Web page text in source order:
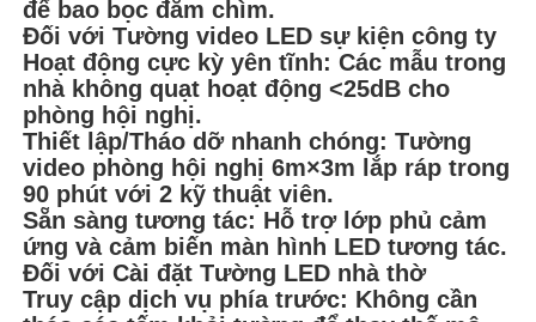
để bao bọc đắm chìm.
Đối với Tường video LED sự kiện công ty
Hoạt động cực kỳ yên tĩnh: Các mẫu trong
nhà không quạt hoạt động <25dB cho
phòng hội nghị.
Thiết lập/Tháo dỡ nhanh chóng: Tường
video phòng hội nghị 6m×3m lắp ráp trong
90 phút với 2 kỹ thuật viên.
Sẵn sàng tương tác: Hỗ trợ lớp phủ cảm
ứng và cảm biến màn hình LED tương tác.
Đối với Cài đặt Tường LED nhà thờ
Truy cập dịch vụ phía trước: Không cần